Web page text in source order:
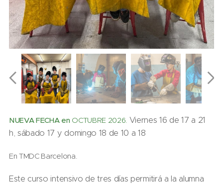
NUEVA FECHA enOCTUBRE 2026. Viernes 16 de 17 a 21
h, sábado 17 y domingo 18 de 10 a 18
En TMDC Barcelona.
Este curso intensivo de tres días permitirá a la alumna